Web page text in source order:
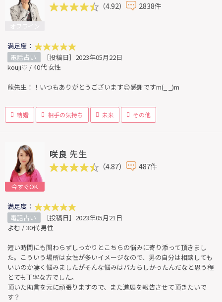
（4.92） 2838件
満足度：
電話占い
［投稿日］2023年05月22日
kouji♡ / 40代 女性
龍先生！！いつもありがとうございます😊感謝ですm(_ _)m
結婚 相手の気持ち 未来 その他
今すぐOK
咲良 先生
（4.87） 487件
満足度：
電話占い
［投稿日］2023年05月21日
よむ / 30代 男性
短い時間にも関わらずしっかりとこちらの悩みに寄り添って頂きまし
た。こういう場所は女性が多いイメージなので、男の自分は相談しても
いいのか凄く悩みましたがそんな悩みはバカらしかったんだなと思う程
とても丁寧な方でした。
頂いた助言を元に頑張りますので、また進展を報告させて頂きたいで
す？